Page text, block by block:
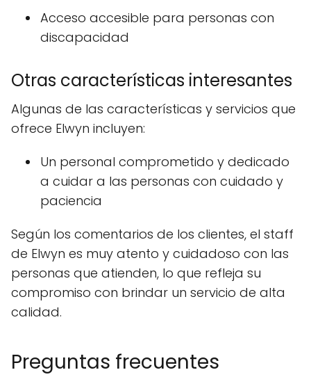
Acceso accesible para personas con
discapacidad
Otras características interesantes
Algunas de las características y servicios que
ofrece Elwyn incluyen:
Un personal comprometido y dedicado
a cuidar a las personas con cuidado y
paciencia
Según los comentarios de los clientes, el staff
de Elwyn es muy atento y cuidadoso con las
personas que atienden, lo que refleja su
compromiso con brindar un servicio de alta
calidad.
Preguntas frecuentes